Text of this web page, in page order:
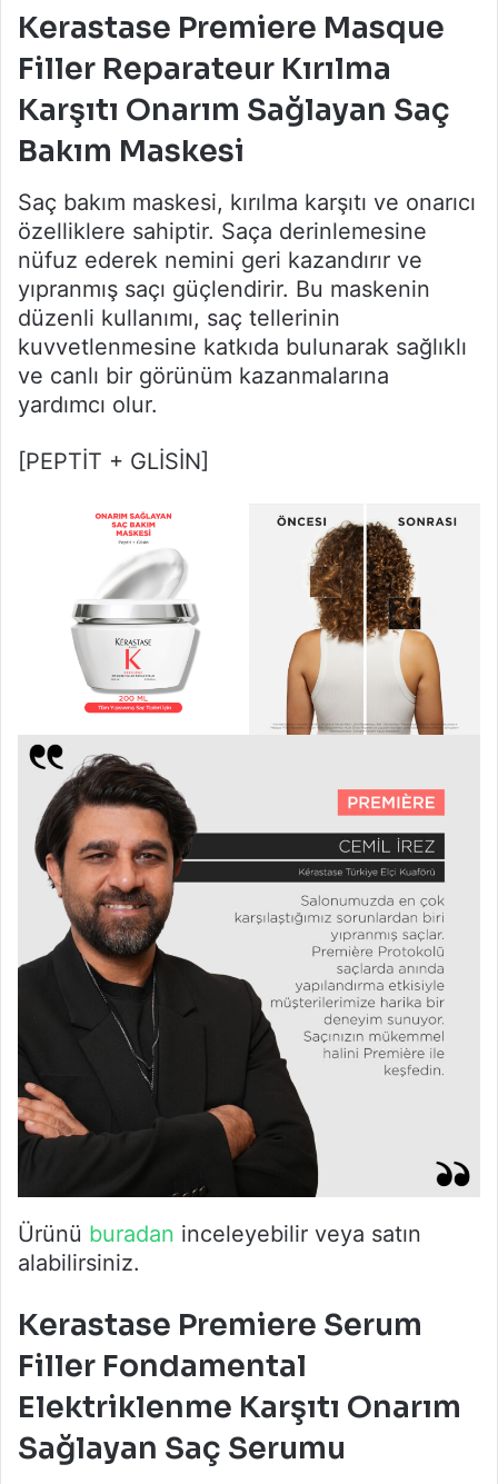
Kerastase Premiere Masque
Filler Reparateur Kırılma
Karşıtı Onarım Sağlayan Saç
Bakım Maskesi
Saç bakım maskesi, kırılma karşıtı ve onarıcı
özelliklere sahiptir. Saça derinlemesine
nüfuz ederek nemini geri kazandırır ve
yıpranmış saçı güçlendirir. Bu maskenin
düzenli kullanımı, saç tellerinin
kuvvetlenmesine katkıda bulunarak sağlıklı
ve canlı bir görünüm kazanmalarına
yardımcı olur.
[PEPTİT + GLİSİN]
Ürünü buradan inceleyebilir veya satın
alabilirsiniz.
Kerastase Premiere Serum
Filler Fondamental
Elektriklenme Karşıtı Onarım
Sağlayan Saç Serumu